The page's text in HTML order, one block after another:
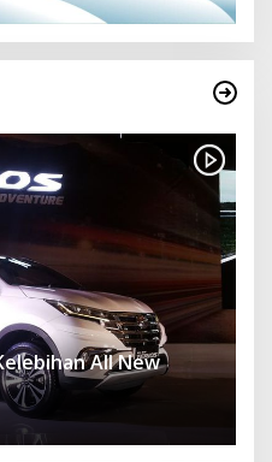
All New